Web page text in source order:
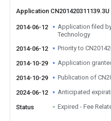
Application
2014-06-12
Application filed
Technology
2014-06-12
Priority to
2014-10-29 Application
2014-10-29 Publication of
2024-06-12 Anticipated
Status Expired - Fee